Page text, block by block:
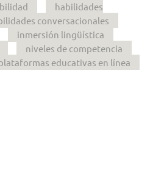
habilidades
conversacionales
inmersión lingüística
niveles de competencia
educativas en línea